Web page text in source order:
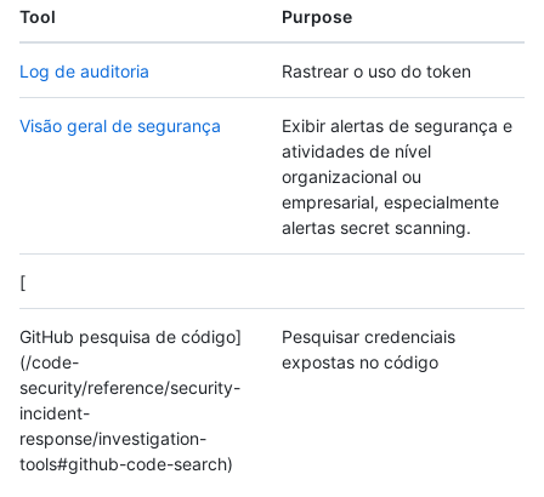
Tool Purpose
Log de auditoria Rastrear o uso do token
Visão geral de segurança
Exibir alertas de segurança e
atividades de nível
organizacional ou
empresarial, especialmente
alertas secret scanning.
[
GitHub pesquisa de código]
(/code-
security/reference/security-
incident-
response/investigation-
tools#github-code-search)
Pesquisar credenciais
expostas no código